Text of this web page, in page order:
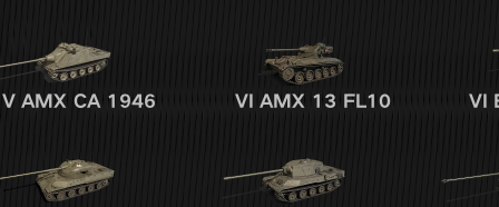
V AMX CA 1946 VI AMX 13 FL10 VI